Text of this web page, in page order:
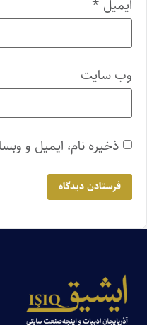
ایمیل *
وب‌ سایت
ذخیره نام، ایمیل و